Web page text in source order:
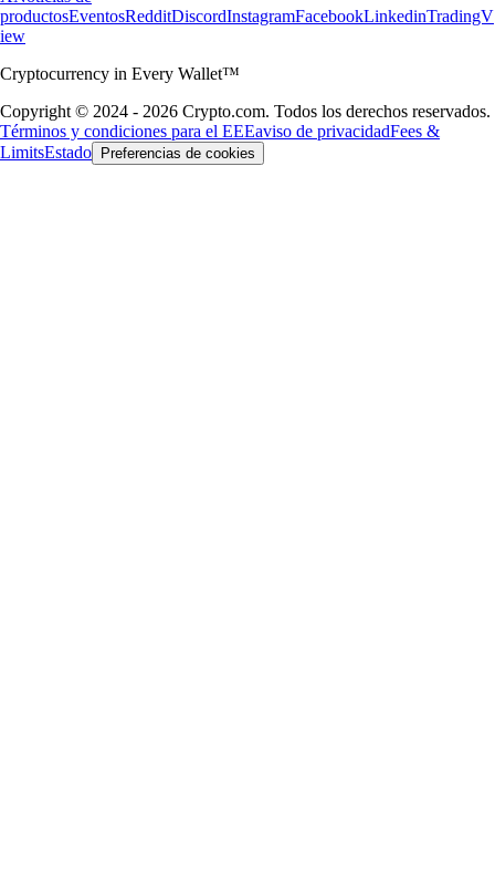
productosEventosRedditDiscordInstagramFacebookLinkedinTradingV
iew
Cryptocurrency in Every Wallet™
Copyright © 2024 - 2026 Crypto.com. Todos los derechos reservados.
Términos y condiciones para el EEEaviso de privacidadFees &
LimitsEstado Preferencias de cookies